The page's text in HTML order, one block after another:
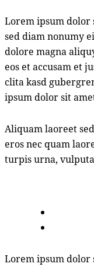
Lorem ipsum dolor
sed diam nonumy
dolore magna
eos et accusam et
clita kasd
ipsum dolor sit
Aliquam laoreet
eros nec quam
turpis urna,
Lorem ipsum dolor